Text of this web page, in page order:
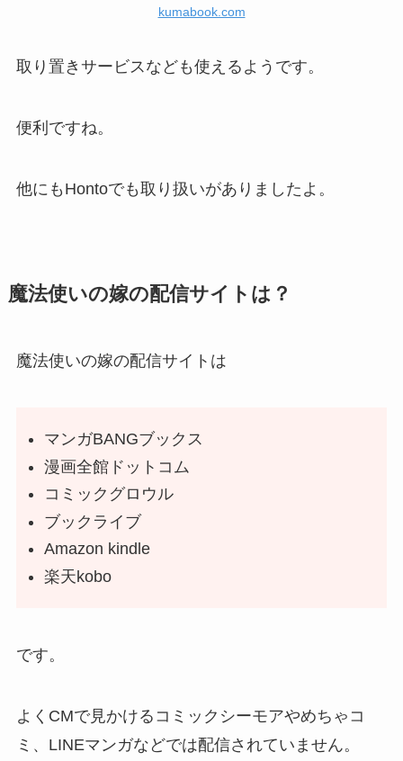
kumabook.com
取り置きサービスなども使えるようです。
便利ですね。
他にもHontoでも取り扱いがありましたよ。
魔法使いの嫁の配信サイトは？
魔法使いの嫁の配信サイトは
マンガBANGブックス
漫画全館ドットコム
コミックグロウル
ブックライブ
Amazon kindle
楽天kobo
です。
よくCMで見かけるコミックシーモアやめちゃコ
ミ、LINEマンガなどでは配信されていません。